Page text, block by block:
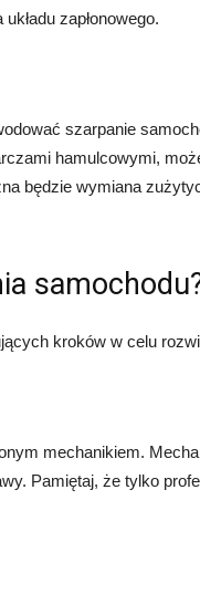
zapłonowego.
szarpanie
hamulcowymi,
będzie wymiana
kroków w celu
mechanikiem.
Pamiętaj, że tylko